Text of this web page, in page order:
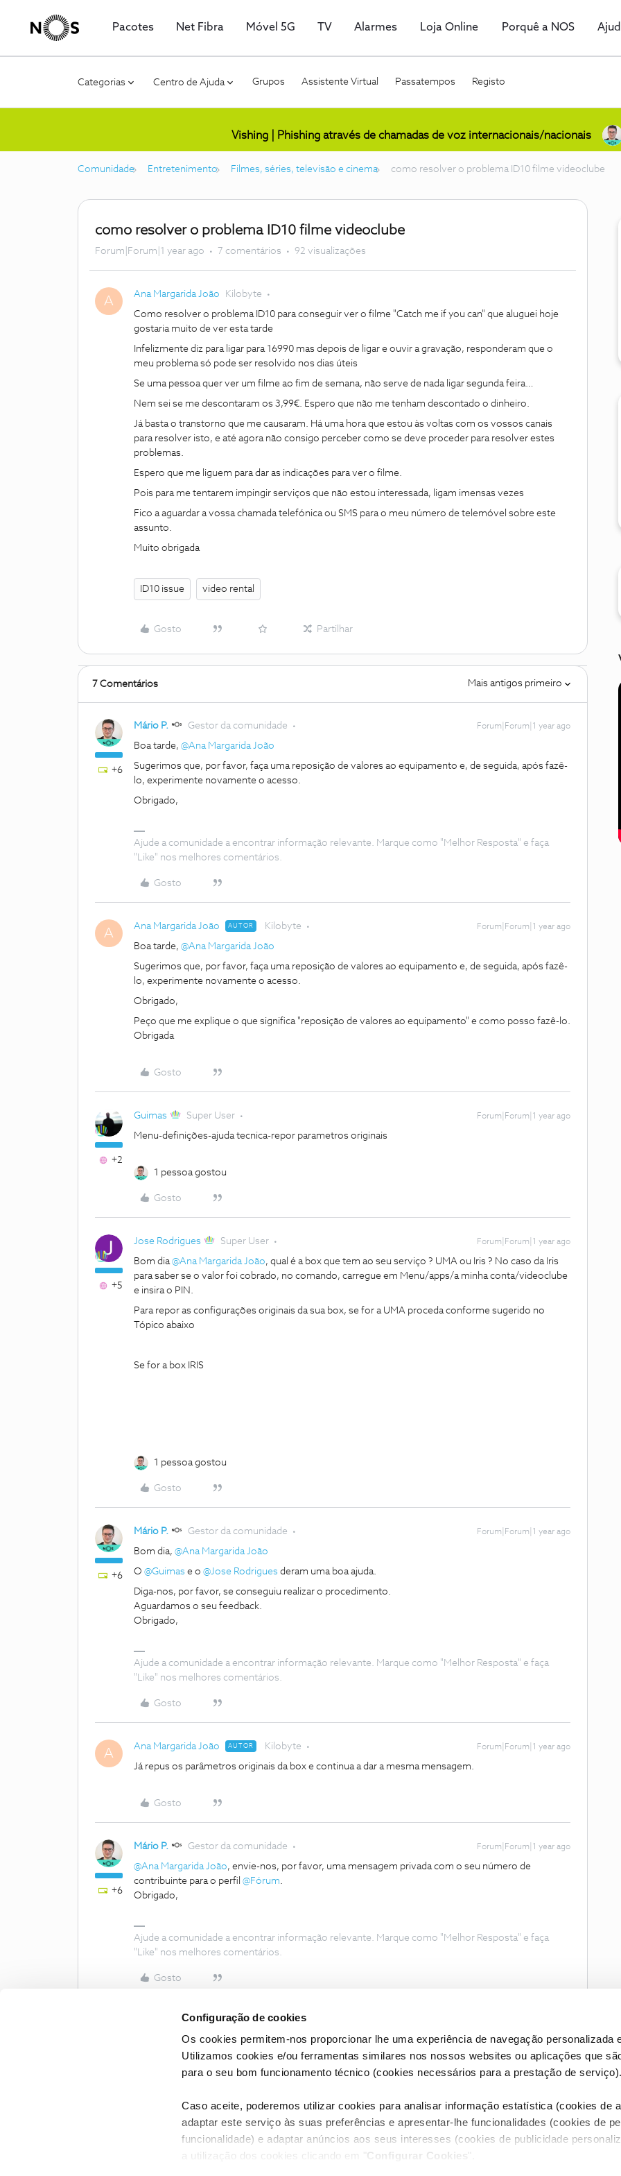
Configuração de cookies
Os cookies permitem-nos proporcionar lhe uma experiência de navegação personalizada
Utilizamos cookies e/ou ferramentas similares nos nossos websites ou aplicações que
para o seu bom funcionamento técnico (cookies necessários para a prestação de serviço).
Caso aceite, poderemos utilizar cookies para analisar informação estatística (cookies de
adaptar este serviço às suas preferências e apresentar-lhe funcionalidades (cookies de
funcionalidade) e adaptar anúncios aos seus interesses (cookies de publicidade
a utilização dos cookies clicando em " Configurar Cookies ".
Pacotes Net Fibra Móvel 5G TV Alarmes Loja Online Porquê a NOS
Categorias Centro de Ajuda Grupos Assistente Virtual Passatempos Registo
Vishing | Phishing através de chamadas de voz internacionais/nacionais
Comunidade Entretenimento Filmes, séries, televisão e cinema como resolver o problema ID10 filme videoclube
como resolver o problema ID10 filme videoclube
Forum|Forum|1 year ago 7 comentários 92 visualizações
A Ana Margarida João Kilobyte
Como resolver o problema ID10 para conseguir ver o filme "Catch me if you can" que aluguei hoje
gostaria muito de ver esta tarde
Infelizmente diz para ligar para 16990 mas depois de ligar e ouvir a gravação, responderam que o
meu problema só pode ser resolvido nos dias úteis
Se uma pessoa quer ver um filme ao fim de semana, não serve de nada ligar segunda feira…
Nem sei se me descontaram os 3,99€. Espero que não me tenham descontado o dinheiro.
Já basta o transtorno que me causaram. Há uma hora que estou às voltas com os vossos canais
para resolver isto, e até agora não consigo perceber como se deve proceder para resolver estes
problemas.
Espero que me liguem para dar as indicações para ver o filme.
Pois para me tentarem impingir serviços que não estou interessada, ligam imensas vezes
Fico a aguardar a vossa chamada telefónica ou SMS para o meu número de telemóvel sobre este
assunto.
Muito obrigada
ID10 issue video rental
Gosto Partilhar
7 Comentários Mais antigos primeiro
+6
Mário P. Gestor da comunidade Forum|Forum|1 year ago
Boa tarde, ​ @Ana Margarida João
Sugerimos que, por favor, faça uma reposição de valores ao equipamento e, de seguida, após fazê-
lo, experimente novamente o acesso.
Obrigado,
Ajude a comunidade a encontrar informação relevante. Marque como "Melhor Resposta" e faça
"Like" nos melhores comentários.
Gosto
A Ana Margarida João AUTOR Kilobyte Forum|Forum|1 year ago
Boa tarde, ​ @Ana Margarida João
Sugerimos que, por favor, faça uma reposição de valores ao equipamento e, de seguida, após fazê-
lo, experimente novamente o acesso.
Obrigado,
Peço que me explique o que significa "reposição de valores ao equipamento" e como posso fazê-lo.
Obrigada
Gosto
+2
Guimas Super User Forum|Forum|1 year ago
Menu-definições-ajuda tecnica-repor parametros originais
1 pessoa gostou
Gosto
+5
Jose Rodrigues Super User Forum|Forum|1 year ago
Bom dia ​@Ana Margarida João, qual é a box que tem ao seu serviço ? UMA ou Iris ? No caso da Iris
para saber se o valor foi cobrado, no comando, carregue em Menu/apps/a minha conta/videoclube
e insira o PIN.
Para repor as configurações originais da sua box, se for a UMA proceda conforme sugerido no
Tópico abaixo
Se for a box IRIS
1 pessoa gostou
Gosto
+6
Mário P. Gestor da comunidade Forum|Forum|1 year ago
Bom dia, ​ @Ana Margarida João
O ​ @Guimas e o ​ @Jose Rodrigues deram uma boa ajuda.
Diga-nos, por favor, se conseguiu realizar o procedimento.
Aguardamos o seu feedback.
Obrigado,
Ajude a comunidade a encontrar informação relevante. Marque como "Melhor Resposta" e faça
"Like" nos melhores comentários.
Gosto
A Ana Margarida João AUTOR Kilobyte Forum|Forum|1 year ago
Já repus os parâmetros originais da box e continua a dar a mesma mensagem.
Gosto
+6
Mário P. Gestor da comunidade Forum|Forum|1 year ago
@Ana Margarida João, envie-nos, por favor, uma mensagem privada com o seu número de
contribuinte para o perfil ​ @Fórum.
Obrigado,
Ajude a comunidade a encontrar informação relevante. Marque como "Melhor Resposta" e faça
"Like" nos melhores comentários.
Gosto
Condições do Fórum NOS Accessibility statement